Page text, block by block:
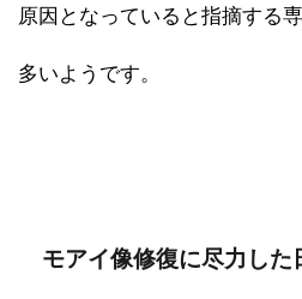
原因となっていると指摘する
多いようです。
モアイ像修復に尽力した